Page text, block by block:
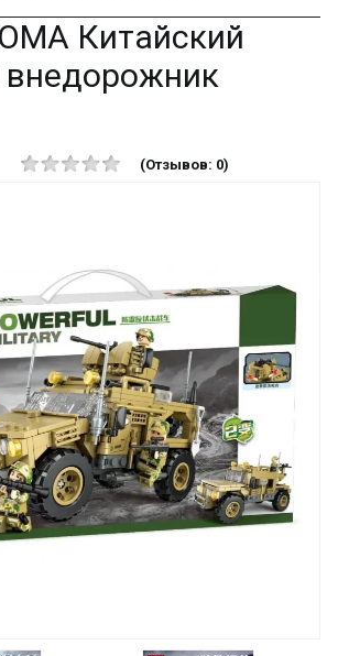
Китайский
(Отзывов: 0)